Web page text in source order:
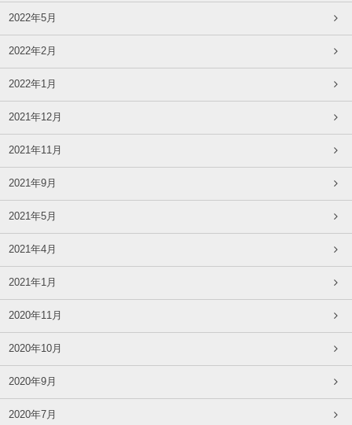
2022年5月
2022年2月
2022年1月
2021年12月
2021年11月
2021年9月
2021年5月
2021年4月
2021年1月
2020年11月
2020年10月
2020年9月
2020年7月